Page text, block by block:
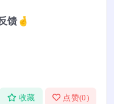
馈🤞
收藏 点赞(0)